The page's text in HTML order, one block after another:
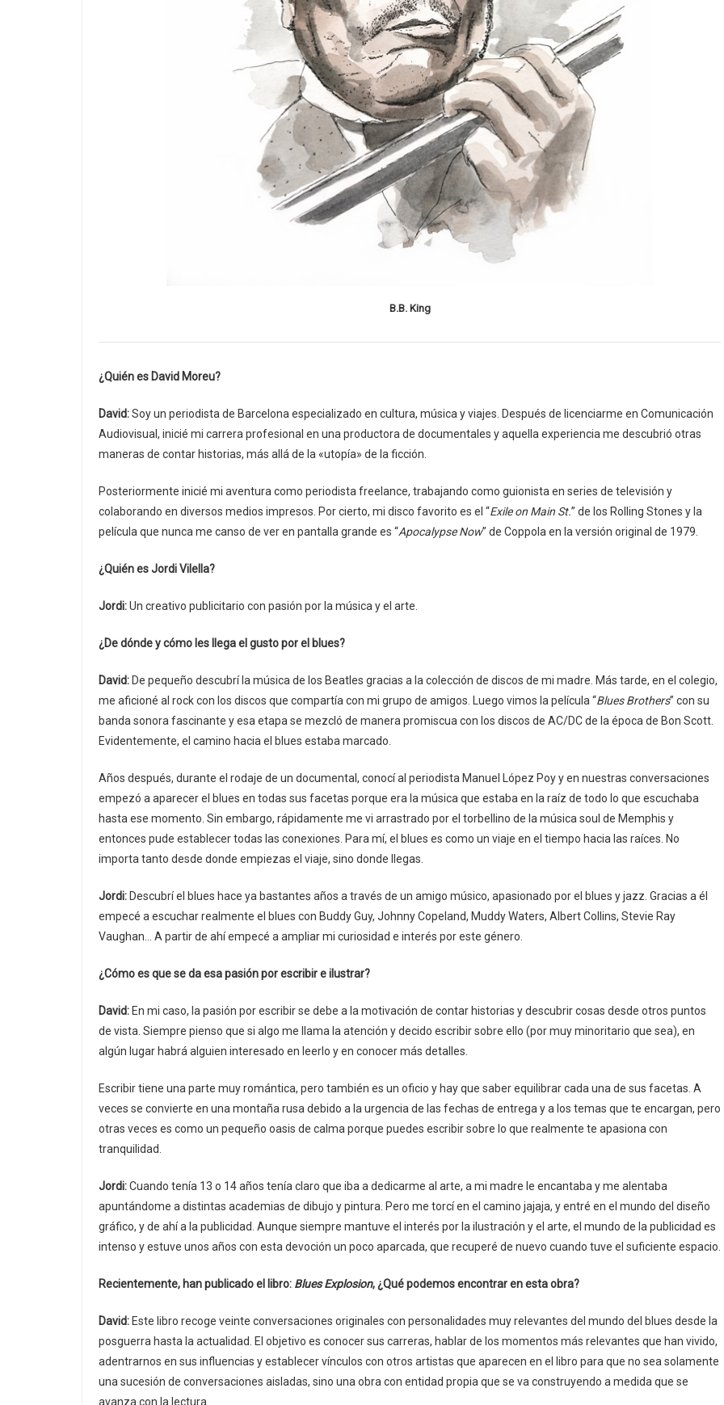
B.B. King
¿Quién es David Moreu?
David:Soy un periodista de Barcelona especializado en cultura, música y viajes. Después de licenciarme en Comunicación
Audiovisual, inicié mi carrera profesional en una productora de documentales y aquella experiencia me descubrió otras
maneras de contar historias, más allá de la «utopía» de la ficción.
Posteriormente inicié mi aventura como periodista freelance, trabajando como guionista en series de televisión y
colaborando en diversos medios impresos. Por cierto, mi disco favorito es el “Exile on Main St.” de los Rolling Stones y la
película que nunca me canso de ver en pantalla grande es “Apocalypse Now” de Coppola en la versión original de 1979.
¿Quién es Jordi Vilella?
Jordi:Un creativo publicitario con pasión por la música y el arte.
¿De dónde y cómo les llega el gusto por el blues?
David: De pequeño descubrí la música de los Beatles gracias a la colección de discos de mi madre. Más tarde, en el colegio,
me aficioné al rock con los discos que compartía con mi grupo de amigos. Luego vimos la película “Blues Brothers” con su
banda sonora fascinante y esa etapa se mezcló de manera promiscua con los discos de AC/DC de la época de Bon Scott.
Evidentemente, el camino hacia el blues estaba marcado.
Años después, durante el rodaje de un documental, conocí al periodista Manuel López Poy y en nuestras conversaciones
empezó a aparecer el blues en todas sus facetas porque era la música que estaba en la raíz de todo lo que escuchaba
hasta ese momento. Sin embargo, rápidamente me vi arrastrado por el torbellino de la música soul de Memphis y
entonces pude establecer todas las conexiones. Para mí, el blues es como un viaje en el tiempo hacia las raíces. No
importa tanto desde donde empiezas el viaje, sino donde llegas.
Jordi: Descubrí el blues hace ya bastantes años a través de un amigo músico, apasionado por el blues y jazz. Gracias a él
empecé a escuchar realmente el blues con Buddy Guy, Johnny Copeland, Muddy Waters, Albert Collins, Stevie Ray
Vaughan… A partir de ahí empecé a ampliar mi curiosidad e interés por este género.
¿Cómo es que se da esa pasión por escribir e ilustrar?
David: En mi caso, la pasión por escribir se debe a la motivación de contar historias y descubrir cosas desde otros puntos
de vista. Siempre pienso que si algo me llama la atención y decido escribir sobre ello (por muy minoritario que sea), en
algún lugar habrá alguien interesado en leerlo y en conocer más detalles.
Escribir tiene una parte muy romántica, pero también es un oficio y hay que saber equilibrar cada una de sus facetas. A
veces se convierte en una montaña rusa debido a la urgencia de las fechas de entrega y a los temas que te encargan, pero
otras veces es como un pequeño oasis de calma porque puedes escribir sobre lo que realmente te apasiona con
tranquilidad.
Jordi:Cuando tenía 13 o 14 años tenía claro que iba a dedicarme al arte, a mi madre le encantaba y me alentaba
apuntándome a distintas academias de dibujo y pintura. Pero me torcí en el camino jajaja, y entré en el mundo del diseño
gráfico, y de ahí a la publicidad. Aunque siempre mantuve el interés por la ilustración y el arte, el mundo de la publicidad es
intenso y estuve unos años con esta devoción un poco aparcada, que recuperé de nuevo cuando tuve el suficiente espacio.
Recientemente, han publicado el libro: Blues Explosion, ¿Qué podemos encontrar en esta obra?
David: Este libro recoge veinte conversaciones originales con personalidades muy relevantes del mundo del blues desde la
posguerra hasta la actualidad. El objetivo es conocer sus carreras, hablar de los momentos más relevantes que han vivido,
adentrarnos en sus influencias y establecer vínculos con otros artistas que aparecen en el libro para que no sea solamente
una sucesión de conversaciones aisladas, sino una obra con entidad propia que se va construyendo a medida que se
avanza con la lectura.